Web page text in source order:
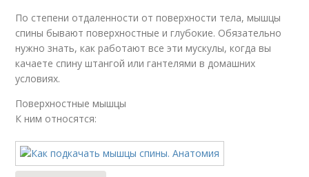
По степени отдаленности от поверхности тела, мышцы
спины бывают поверхностные и глубокие. Обязательно
нужно знать, как работают все эти мускулы, когда вы
качаете спину штангой или гантелями в домашних
условиях.
Поверхностные мышцы
К ним относятся: